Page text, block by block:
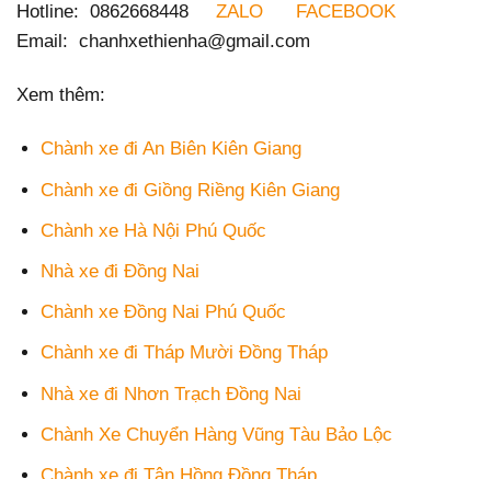
Hotline: 0862668448 ZALO
FACEBOOK
Email: chanhxethienha@gmail.com
Xem thêm:
Chành xe đi An Biên Kiên Giang
Chành xe đi Giồng Riềng Kiên Giang
Chành xe Hà Nội Phú Quốc
Nhà xe đi Đồng Nai
Chành xe Đồng Nai Phú Quốc
Chành xe đi Tháp Mười Đồng Tháp
Nhà xe đi Nhơn Trạch Đồng Nai
Chành Xe Chuyển Hàng Vũng Tàu Bảo Lộc